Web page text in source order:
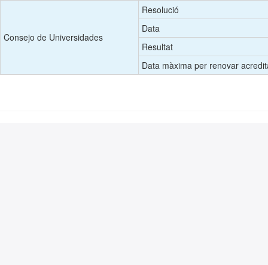
Consejo de Universidades
Resolució
Data
Resultat
Data màxima per renovar